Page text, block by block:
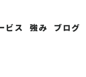
ビス 強み ブログ